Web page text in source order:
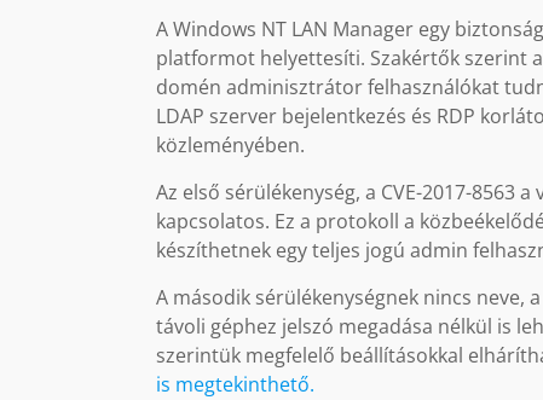
A Windows NT LAN Manager egy
platformot helyettesíti. Szakértők szerint
domén adminisztrátor felhasználókat
LDAP szerver bejelentkezés és RDP
közleményében.
Az első sérülékenység, a CVE-2017-8563
kapcsolatos. Ez a protokoll a
készíthetnek egy teljes jogú admin
A második sérülékenységnek nincs neve,
távoli géphez jelszó megadása nélkül is
szerintük megfelelő beállításokkal
is megtekinthető.